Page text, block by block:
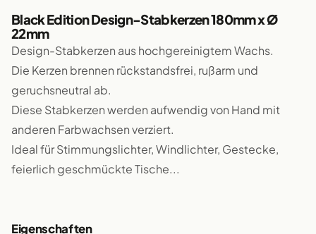
Black Edition Design-Stabkerzen 180mm x Ø
22mm
Design-Stabkerzen aus hochgereinigtem Wachs.
Die Kerzen brennen rückstandsfrei, rußarm und
geruchsneutral ab.
Diese Stabkerzen werden aufwendig von Hand mit
anderen Farbwachsen verziert.
Ideal für Stimmungslichter, Windlichter, Gestecke,
feierlich geschmückte Tische...
Eigenschaften